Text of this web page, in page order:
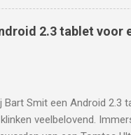
is:
article/2011/1216/
taal machtig is, halen we
upgraden van mijn Bart
aan op een vaste voeding
2.3 tablet voor
Smit een Android 2.3
veelbelovend.